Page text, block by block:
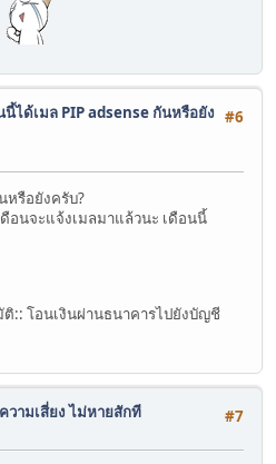
#6
นี้ได้เมล PIP adsense กันหรือยัง
หรือยังครับ?
อนจะแจ้งเมลมาแล้วนะ เดือนนี้
:: โอนเงินผ่านธนาคารไปยังบัญชี
#7
วามเสี่ยง ไม่หายสักที